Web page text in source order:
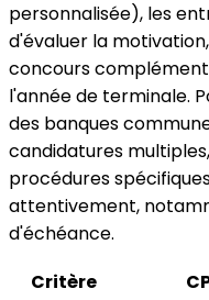
personnalisée), les
d'évaluer la
concours
l'année de terminale.
des banques
candidatures
procédures
attentivement,
d'échéance.
Critère